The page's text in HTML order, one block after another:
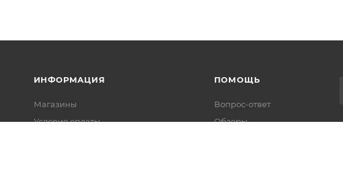
ИНФОРМАЦИЯ
Магазины
Условия оплаты
ПОМОЩЬ
Вопрос-ответ
Обзоры